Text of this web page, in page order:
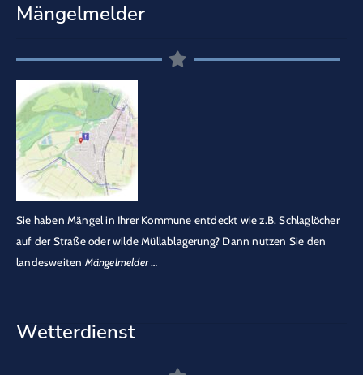
Mängelmelder
Sie haben Mängel in Ihrer Kommune entdeckt wie z.B. Schlaglöcher
auf der Straße oder wilde Müllablagerung? Dann nutzen Sie den
landesweiten Mängelmelder…
Wetterdienst